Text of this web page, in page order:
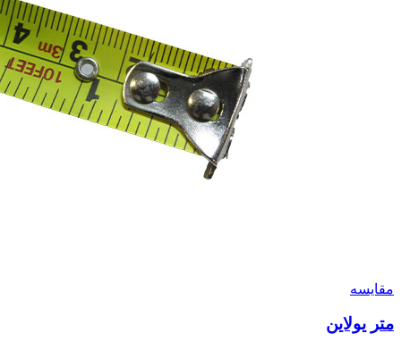
مقايسه
متر یولاین